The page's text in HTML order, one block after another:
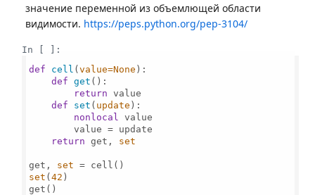
значение переменной из объемлющей области
видимости. https://peps.python.org/pep-3104/
In [ ]:
def
cell (value=None ):
def
get ():
return value
def
set ( update ):
nonlocal
value
        value = update
return get, set
get, set
set (42 )
get()